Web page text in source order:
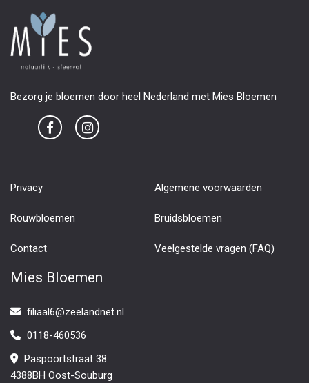
Bezorg je bloemen door heel Nederland met Mies Bloemen
Privacy Algemene voorwaarden
Rouwbloemen Bruidsbloemen
Contact Veelgestelde vragen (FAQ)
Mies Bloemen
filiaal6@zeelandnet.nl
0118-460536
Paspoortstraat 38
4388BH Oost-Souburg